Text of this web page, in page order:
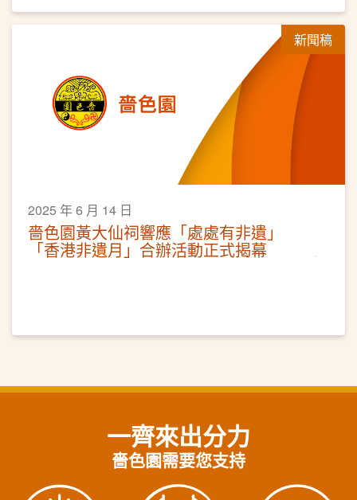
新聞稿
2025 年 6 月 14 日
嗇色園黃大仙祠響應「處處有非遺」
「香港非遺月」合辦活動正式揭幕
一齊來出分力
嗇色園需要您支持